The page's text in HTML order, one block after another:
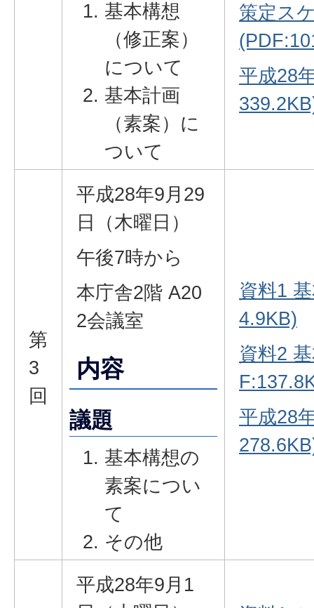
基本構想
（修正案）
について
基本計画
（素案）に
ついて
策定ス
平成28
第
3
回
平成28年9月29
日（木曜日）
午後7時から
本庁舎2階 A20
2会議室
内容
議題
基本構想の
素案につい
て
その他
資料1
4.9KB)
資料2
平成28
平成28年9月1